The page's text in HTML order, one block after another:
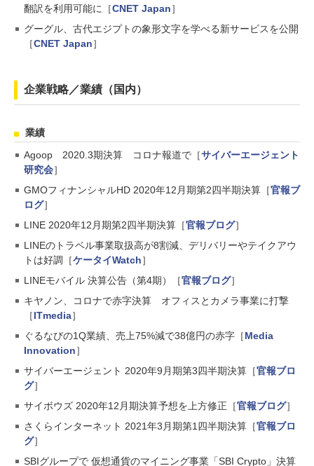
翻訳を利用可能に［CNET Japan］
グーグル、古代エジプトの象形文字を学べる新サービスを公開
［CNET Japan］
企業戦略／業績（国内）
業績
Agoop 2020.3期決算 コロナ報道で［サイバーエージェント
研究会］
GMOフィナンシャルHD 2020年12月期第2四半期決算［官報ブ
ログ］
LINE 2020年12月期第2四半期決算［官報ブログ］
LINEのトラベル事業取扱高が8割減、デリバリーやテイクアウ
トは好調［ケータイWatch］
LINEモバイル 決算公告（第4期）［官報ブログ］
キヤノン、コロナで赤字決算 オフィスとカメラ事業に打撃
［ITmedia］
ぐるなびの1Q業績、売上75%減で38億円の赤字［Media
Innovation］
サイバーエージェント 2020年9月期第3四半期決算［官報ブロ
グ］
サイボウズ 2020年12月期決算予想を上方修正［官報ブログ］
さくらインターネット 2021年3月期第1四半期決算［官報ブロ
グ］
SBIグループで 仮想通貨のマイニング事業「SBI Crypto」決算